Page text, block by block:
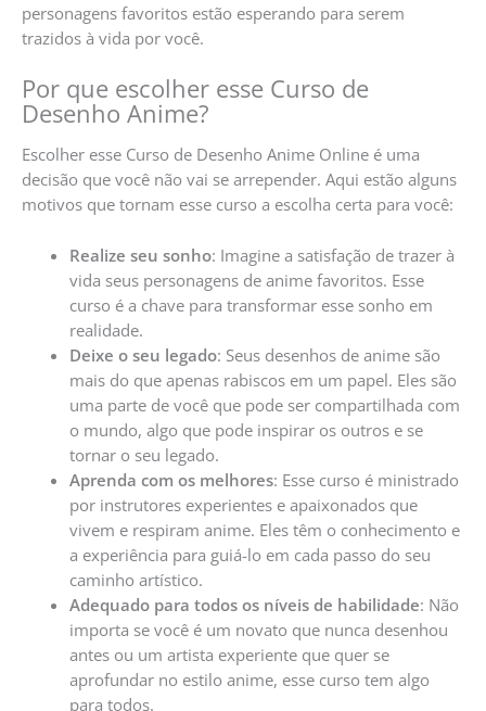
personagens favoritos estão esperando para serem
trazidos à vida por você.
Por que escolher esse Curso de
Desenho Anime?
Escolher esse Curso de Desenho Anime Online é uma
decisão que você não vai se arrepender. Aqui estão alguns
motivos que tornam esse curso a escolha certa para você:
Realize seu sonho: Imagine a satisfação de trazer à
vida seus personagens de anime favoritos. Esse
curso é a chave para transformar esse sonho em
realidade.
Deixe o seu legado: Seus desenhos de anime são
mais do que apenas rabiscos em um papel. Eles são
uma parte de você que pode ser compartilhada com
o mundo, algo que pode inspirar os outros e se
tornar o seu legado.
Aprenda com os melhores: Esse curso é ministrado
por instrutores experientes e apaixonados que
vivem e respiram anime. Eles têm o conhecimento e
a experiência para guiá-lo em cada passo do seu
caminho artístico.
Adequado para todos os níveis de habilidade: Não
importa se você é um novato que nunca desenhou
antes ou um artista experiente que quer se
aprofundar no estilo anime, esse curso tem algo
para todos.